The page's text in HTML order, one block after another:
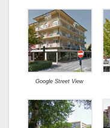
Google Street View